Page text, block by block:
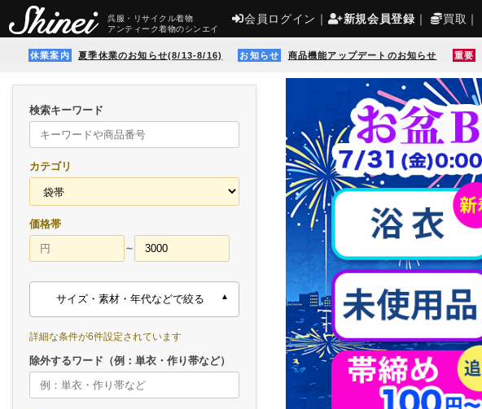
呉服・リサイクル着物
アンティーク着物のシンエイ
会員ログイン ｜ 新規会員登録 ｜ 買取 ｜
休業案内 夏季休業のお知らせ(8/13-8/16) お知らせ 商品機能アップデートのお知らせ 重要
検索キーワード
カテゴリ
価格帯
～
サイズ・素材・年代などで絞る
詳細な条件が6件設定されています
除外するワード（例：単衣・作り帯など）